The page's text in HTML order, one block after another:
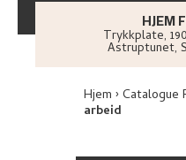
HJEM
Trykkplate,
Astruptunet,
Hjem Catalogue
arbeid